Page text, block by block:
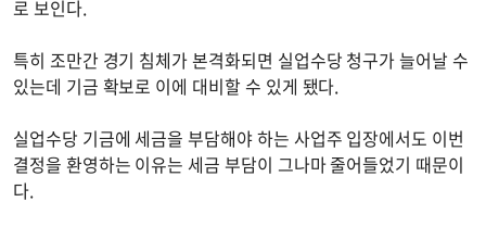
로 보인다.
특히 조만간 경기 침체가 본격화되면 실업수당 청구가 늘어날 수
있는데 기금 확보로 이에 대비할 수 있게 됐다.
실업수당 기금에 세금을 부담해야 하는 사업주 입장에서도 이번
결정을 환영하는 이유는 세금 부담이 그나마 줄어들었기 때문이
다.